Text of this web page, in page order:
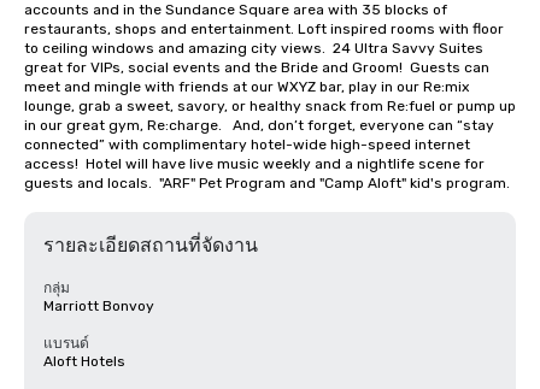
accounts and in the Sundance Square area with 35 blocks of
restaurants, shops and entertainment. Loft inspired rooms with floor
to ceiling windows and amazing city views.  24 Ultra Savvy Suites
great for VIPs, social events and the Bride and Groom!  Guests can
meet and mingle with friends at our WXYZ bar, play in our Re:mix
lounge, grab a sweet, savory, or healthy snack from Re:fuel or pump up
in our great gym, Re:charge.   And, don’t forget, everyone can “stay
connected” with complimentary hotel-wide high-speed internet
access!  Hotel will have live music weekly and a nightlife scene for
guests and locals.  "ARF" Pet Program and "Camp Aloft" kid's program.
รายละเอียดสถานที่จัดงาน
กลุ่ม
Marriott Bonvoy
แบรนด์
Aloft Hotels